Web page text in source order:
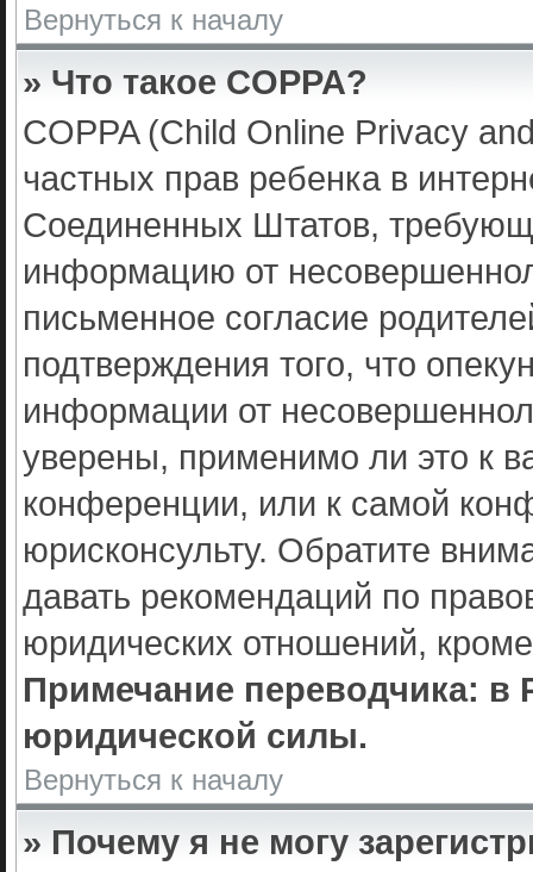
Вернуться к началу
» Что такое COPPA?
COPPA (Child Online Privacy
частных прав ребенка в
Соединенных Штатов,
информацию от
письменное согласие
подтверждения того, что
информации от
уверены, применимо ли это к
конференции, или к самой
юрисконсульту. Обратите
давать рекомендаций по
юридических отношений,
Примечание переводчика: в
юридической силы.
Вернуться к началу
» Почему я не могу